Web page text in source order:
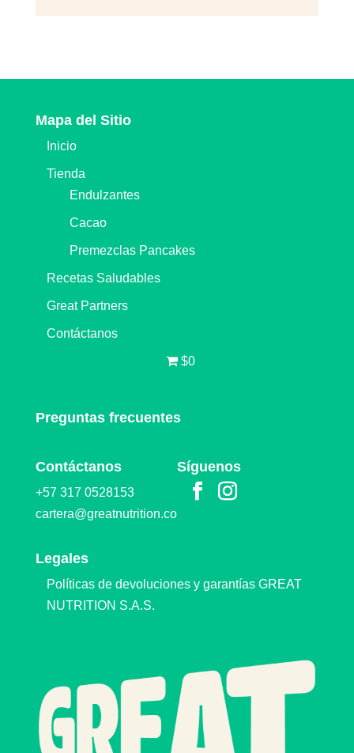
Mapa del Sitio
Inicio
Tienda
Endulzantes
Cacao
Premezclas Pancakes
Recetas Saludables
Great Partners
Contáctanos
$0
Preguntas frecuentes
Contáctanos
+57 317 0528153
cartera@greatnutrition.co
Síguenos
Legales
Políticas de devoluciones y garantías GREAT
NUTRITION S.A.S.